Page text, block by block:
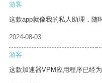
游客
这款app就像我的私人助理，随
2024-08-03
游客
这款加速器VPM应用程序已经